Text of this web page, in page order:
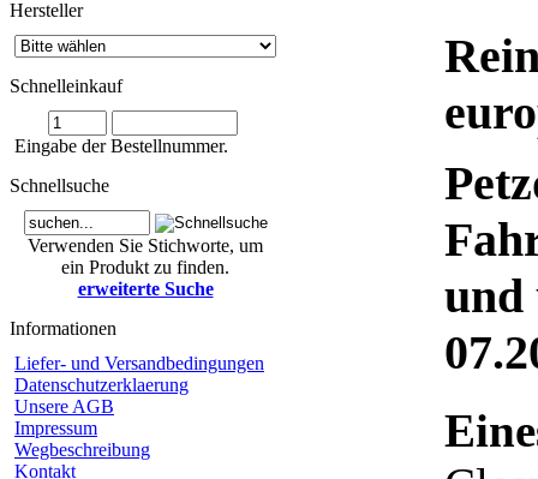
Hersteller
Schnelleinkauf
Eingabe der Bestellnummer.
Schnellsuche
Verwenden Sie Stichworte, um
ein Produkt zu finden.
erweiterte Suche
Informationen
Liefer- und Versandbedingungen
Datenschutzerklaerung
Unsere AGB
Impressum
Wegbeschreibung
Kontakt
und